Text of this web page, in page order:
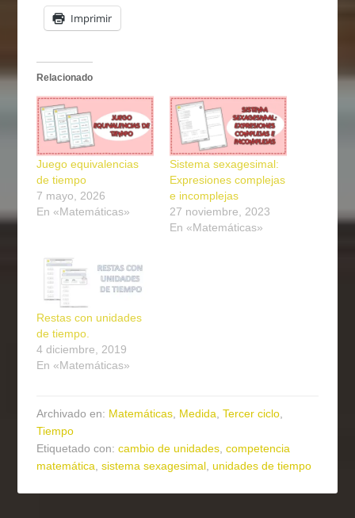
Imprimir
Relacionado
Juego equivalencias
de tiempo
7 mayo, 2026
En «Matemáticas»
Sistema sexagesimal:
Expresiones complejas
e incomplejas
27 noviembre, 2023
En «Matemáticas»
Restas con unidades
de tiempo.
4 diciembre, 2019
En «Matemáticas»
Archivado en: Matemáticas, Medida,Tercer ciclo,
Tiempo
Etiquetado con:cambio de unidades,competencia
matemática,sistema sexagesimal,unidades de tiempo